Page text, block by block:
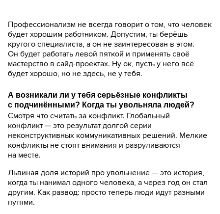
Профессионализм не всегда говорит о том, что человек
будет хорошим работником. Допустим, ты берёшь
крутого специалиста, а он не заинтересован в этом.
Он будет работать левой пяткой и применять своё
мастерство в сайд-проектах. Ну ок, пусть у него всё
будет хорошо, но не здесь, не у тебя.
А возникали ли у тебя серьёзные конфликты
с подчинёнными? Когда ты увольняла людей?
Смотря что считать за конфликт. Глобальный
конфликт — это результат долгой серии
неконструктивных коммуникативных решений. Мелкие
конфликты не стоят внимания и разруливаются
на месте.
Львиная доля историй про увольнение — это история,
когда ты нанимал одного человека, а через год он стал
другим. Как развод: просто теперь люди идут разными
путями.